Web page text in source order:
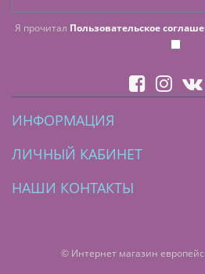
Я прочитал Пользовательское
ИНФОРМАЦИЯ
ЛИЧНЫЙ КАБИНЕТ
НАШИ КОНТАКТЫ
© Интернет магазин